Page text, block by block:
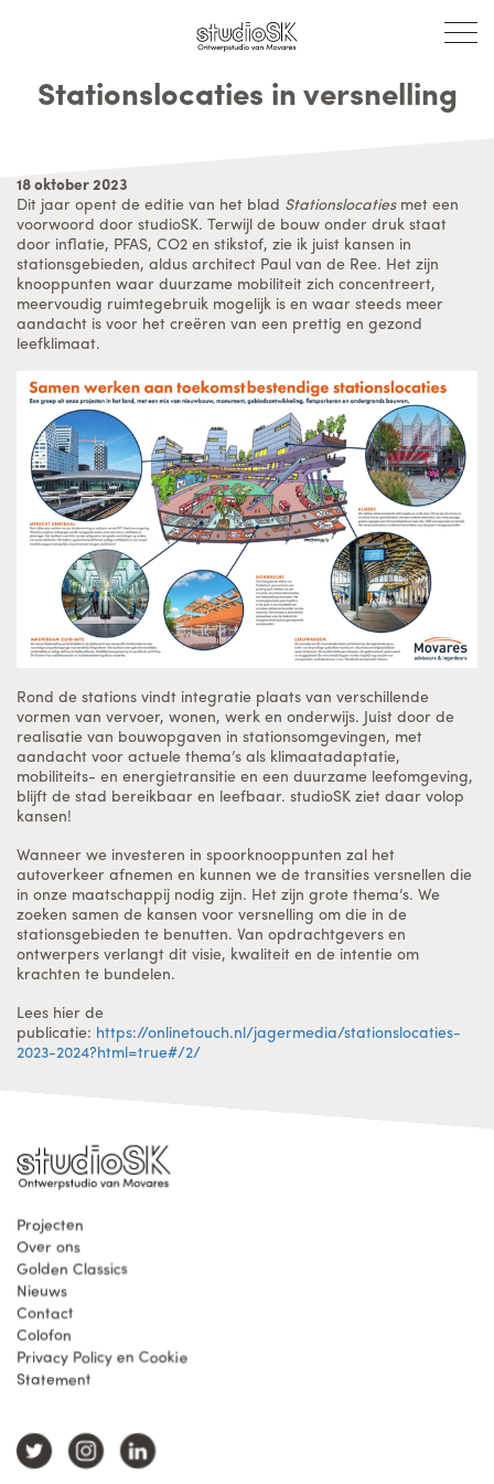
Stationslocaties in versnelling
18 oktober 2023
Dit jaar opent de editie van het blad Stationslocatiesmet een
voorwoord door studioSK. Terwijl de bouw onder druk staat
door inflatie, PFAS, CO2 en stikstof, zie ik juist kansen in
stationsgebieden, aldus architect Paul van de Ree. Het zijn
knooppunten waar duurzame mobiliteit zich concentreert,
meervoudig ruimtegebruik mogelijk is en waar steeds meer
aandacht is voor het creëren van een prettig en gezond
leefklimaat.
Rond de stations vindt integratie plaats van verschillende
vormen van vervoer, wonen, werk en onderwijs. Juist door de
realisatie van bouwopgaven in stationsomgevingen, met
aandacht voor actuele thema’s als klimaatadaptatie,
mobiliteits- en energietransitie en een duurzame leefomgeving,
blijft de stad bereikbaar en leefbaar. studioSK ziet daar volop
kansen!
Wanneer we investeren in spoorknooppunten zal het
autoverkeer afnemen en kunnen we de transities versnellen die
in onze maatschappij nodig zijn. Het zijn grote thema’s. We
zoeken samen de kansen voor versnelling om die in de
stationsgebieden te benutten. Van opdrachtgevers en
ontwerpers verlangt dit visie, kwaliteit en de intentie om
krachten te bundelen.
Lees hier de
publicatie: https://onlinetouch.nl/jagermedia/stationslocaties-
2023-2024?html=true#/2/
Projecten
Over ons
Golden Classics
Nieuws
Contact
Colofon
Privacy Policy en Cookie
Statement